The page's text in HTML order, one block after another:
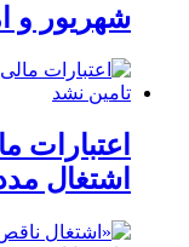
شهریور و
اعتبارات
اشتغال